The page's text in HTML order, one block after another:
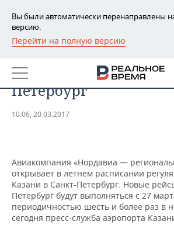
Вы были автоматически перенаправлены
версию.
Перейти на полную версию
РЕГИОНЫ
БАШКОРТОСТАН
ТАТАРСТАН
НОВОСТИ
АНАЛИТИКА
КОРОЛИ ГОСЗАКАЗА ПФО
ВУЗЫ ТАТАРСТАНА
ФИНАНСЫ
БАНКИ
НОВОСТИ
ПРОМЫШЛЕННОСТИ
АГРОПРОМ
НЕДВИЖИМОСТЬ
НОВОСТИ НЕДВИЖИМОСТИ
АВТО
рейс из Казани в Санкт-
Петербург
10:06, 20.03.2017
Авиакомпания «Нордавиа —
открывает в летнем расписании
Казани в Санкт-Петербург. Новые
Петербург будут выполняться с 27
периодичностью шесть и более раз в
сегодня пресс-служба аэропорта